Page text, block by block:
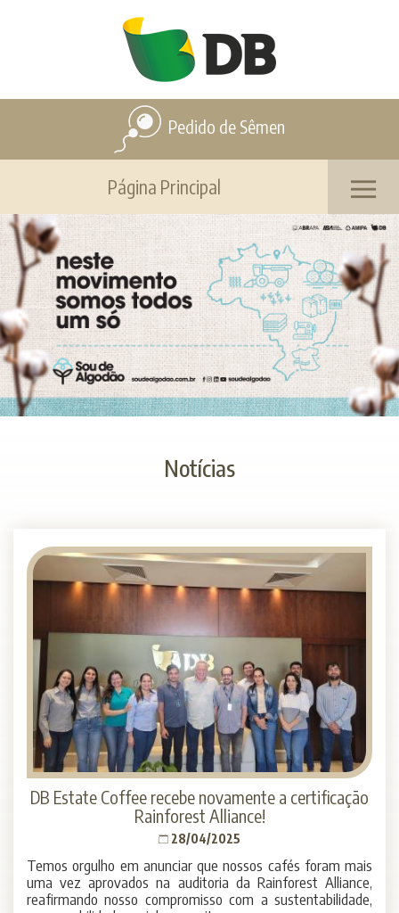
Pedido de Sêmen
Página Principal
Notícias
DB Estate Coffee recebe novamente a certificação
Rainforest Alliance!
28/04/2025
Temos orgulho em anunciar que nossos cafés foram mais
uma vez aprovados na auditoria da Rainforest Alliance,
reafirmando nosso compromisso com a sustentabilidade,